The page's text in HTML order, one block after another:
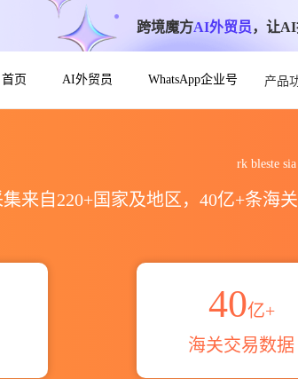
跨境魔方AI外贸员，让AI
首页 AI外贸员 WhatsApp企业号 产品
rk bleste
集来自220+国家及地区，40亿+条海
40亿+
海关交易数据